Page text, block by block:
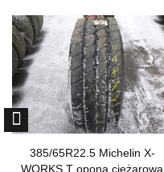
385/65R22.5 Michelin X-
WORKS T opona ciężarowa